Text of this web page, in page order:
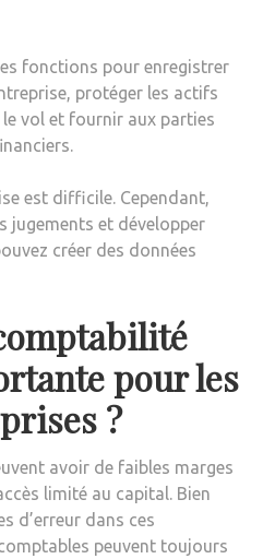
fonctions pour enregistrer
protéger les actifs
vol et fournir aux parties
est difficile. Cependant,
jugements et développer
créer des données
pour les
?
avoir de faibles marges
limité au capital. Bien
d’erreur dans ces
peuvent toujours